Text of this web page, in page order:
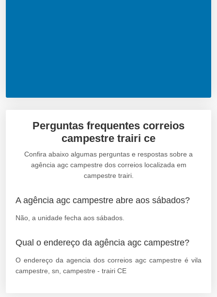
Perguntas frequentes correios
campestre trairi ce
Confira abaixo algumas perguntas e respostas sobre a
agência agc campestre dos correios localizada em
campestre trairi.
A agência agc campestre abre aos sábados?
Não, a unidade fecha aos sábados.
Qual o endereço da agência agc campestre?
O endereço da agencia dos correios agc campestre é vila
campestre, sn, campestre - trairi CE